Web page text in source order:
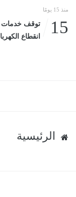
منذ 15 يومًا
15
توقف خدمات
انقطاع
الرئيسية